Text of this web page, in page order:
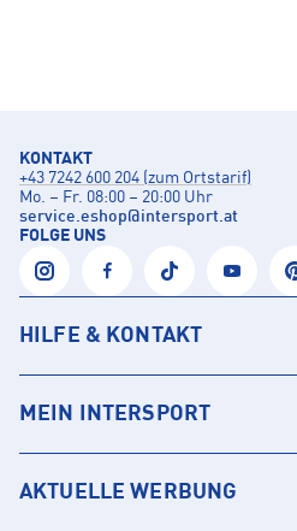
KONTAKT
+43 7242 600 204 (zum Ortstarif)
Mo. – Fr. 08:00 – 20:00 Uhr
service.eshop@intersport.at
FOLGE UNS
HILFE & KONTAKT
MEIN INTERSPORT
AKTUELLE WERBUNG